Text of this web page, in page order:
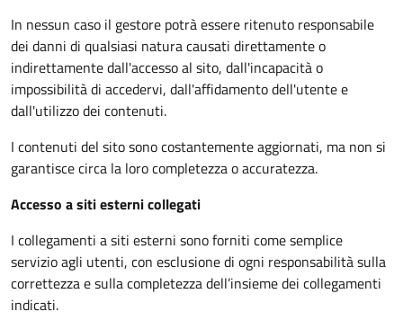
In nessun caso il gestore potrà essere ritenuto responsabile
dei danni di qualsiasi natura causati direttamente o
indirettamente dall'accesso al sito, dall'incapacità o
impossibilità di accedervi, dall'affidamento dell'utente e
dall'utilizzo dei contenuti.
I contenuti del sito sono costantemente aggiornati, ma non si
garantisce circa la loro completezza o accuratezza.
Accesso a siti esterni collegati
I collegamenti a siti esterni sono forniti come semplice
servizio agli utenti, con esclusione di ogni responsabilità sulla
correttezza e sulla completezza dell’insieme dei collegamenti
indicati.